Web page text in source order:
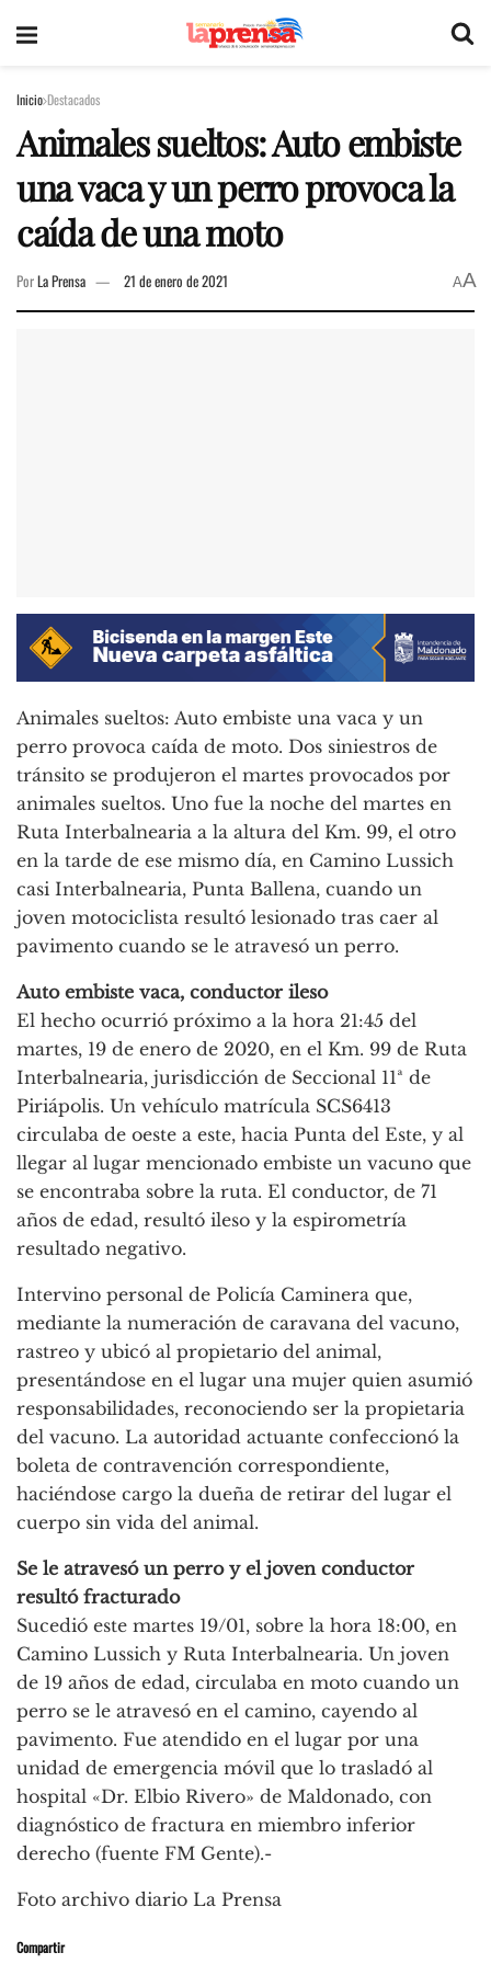
Inicio Destacados
Animales sueltos: Auto embiste
una vaca y un perro provoca la
caída de una moto
PorLa Prensa 21 de enero de 2021 AA
Animales sueltos: Auto embiste una vaca y un
perro provoca caída de moto. Dos siniestros de
tránsito se produjeron el martes provocados por
animales sueltos. Uno fue la noche del martes en
Ruta Interbalnearia a la altura del Km. 99, el otro
en la tarde de ese mismo día, en Camino Lussich
casi Interbalnearia, Punta Ballena, cuando un
joven motociclista resultó lesionado tras caer al
pavimento cuando se le atravesó un perro.
Auto embiste vaca, conductor ileso
El hecho ocurrió próximo a la hora 21:45 del
martes, 19 de enero de 2020, en el Km. 99 de Ruta
Interbalnearia, jurisdicción de Seccional 11ª de
Piriápolis. Un vehículo matrícula SCS6413
circulaba de oeste a este, hacia Punta del Este, y al
llegar al lugar mencionado embiste un vacuno que
se encontraba sobre la ruta. El conductor, de 71
años de edad, resultó ileso y la espirometría
resultado negativo.
Intervino personal de Policía Caminera que,
mediante la numeración de caravana del vacuno,
rastreo y ubicó al propietario del animal,
presentándose en el lugar una mujer quien asumió
responsabilidades, reconociendo ser la propietaria
del vacuno. La autoridad actuante confeccionó la
boleta de contravención correspondiente,
haciéndose cargo la dueña de retirar del lugar el
cuerpo sin vida del animal.
Se le atravesó un perro y el joven conductor
resultó fracturado
Sucedió este martes 19/01, sobre la hora 18:00, en
Camino Lussich y Ruta Interbalnearia. Un joven
de 19 años de edad, circulaba en moto cuando un
perro se le atravesó en el camino, cayendo al
pavimento. Fue atendido en el lugar por una
unidad de emergencia móvil que lo trasladó al
hospital «Dr. Elbio Rivero» de Maldonado, con
diagnóstico de fractura en miembro inferior
derecho (fuente FM Gente).-
Foto archivo diario La Prensa
Compartir